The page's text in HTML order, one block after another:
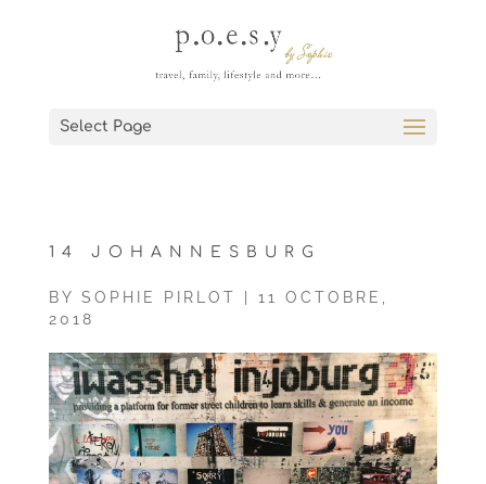
Select Page
14 JOHANNESBURG
BY SOPHIE PIRLOT
11 OCTOBRE,
2018